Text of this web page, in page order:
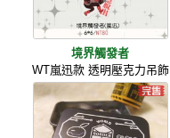
境界觸發者
WT嵐迅款 透明壓克力吊飾